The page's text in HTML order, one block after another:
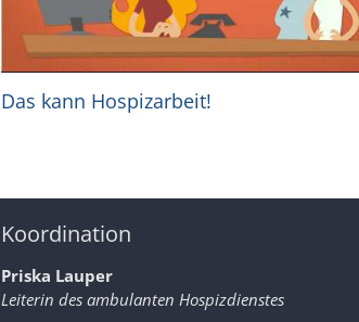
Das kann Hospizarbeit!
Koordination
Priska Lauper
Leiterin des ambulanten Hospizdienstes